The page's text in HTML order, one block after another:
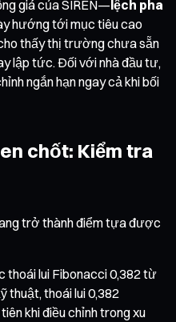
giá của SIREN— lệch pha
hướng tới mục tiêu cao
thấy thị trường chưa sẵn
lập tức. Đối với nhà đầu tư,
ngắn hạn ngay cả khi bối
chốt: Kiểm tra
trở thành điểm tựa được
thoái lui Fibonacci 0,382 từ
thuật, thoái lui 0,382
khi điều chỉnh trong xu